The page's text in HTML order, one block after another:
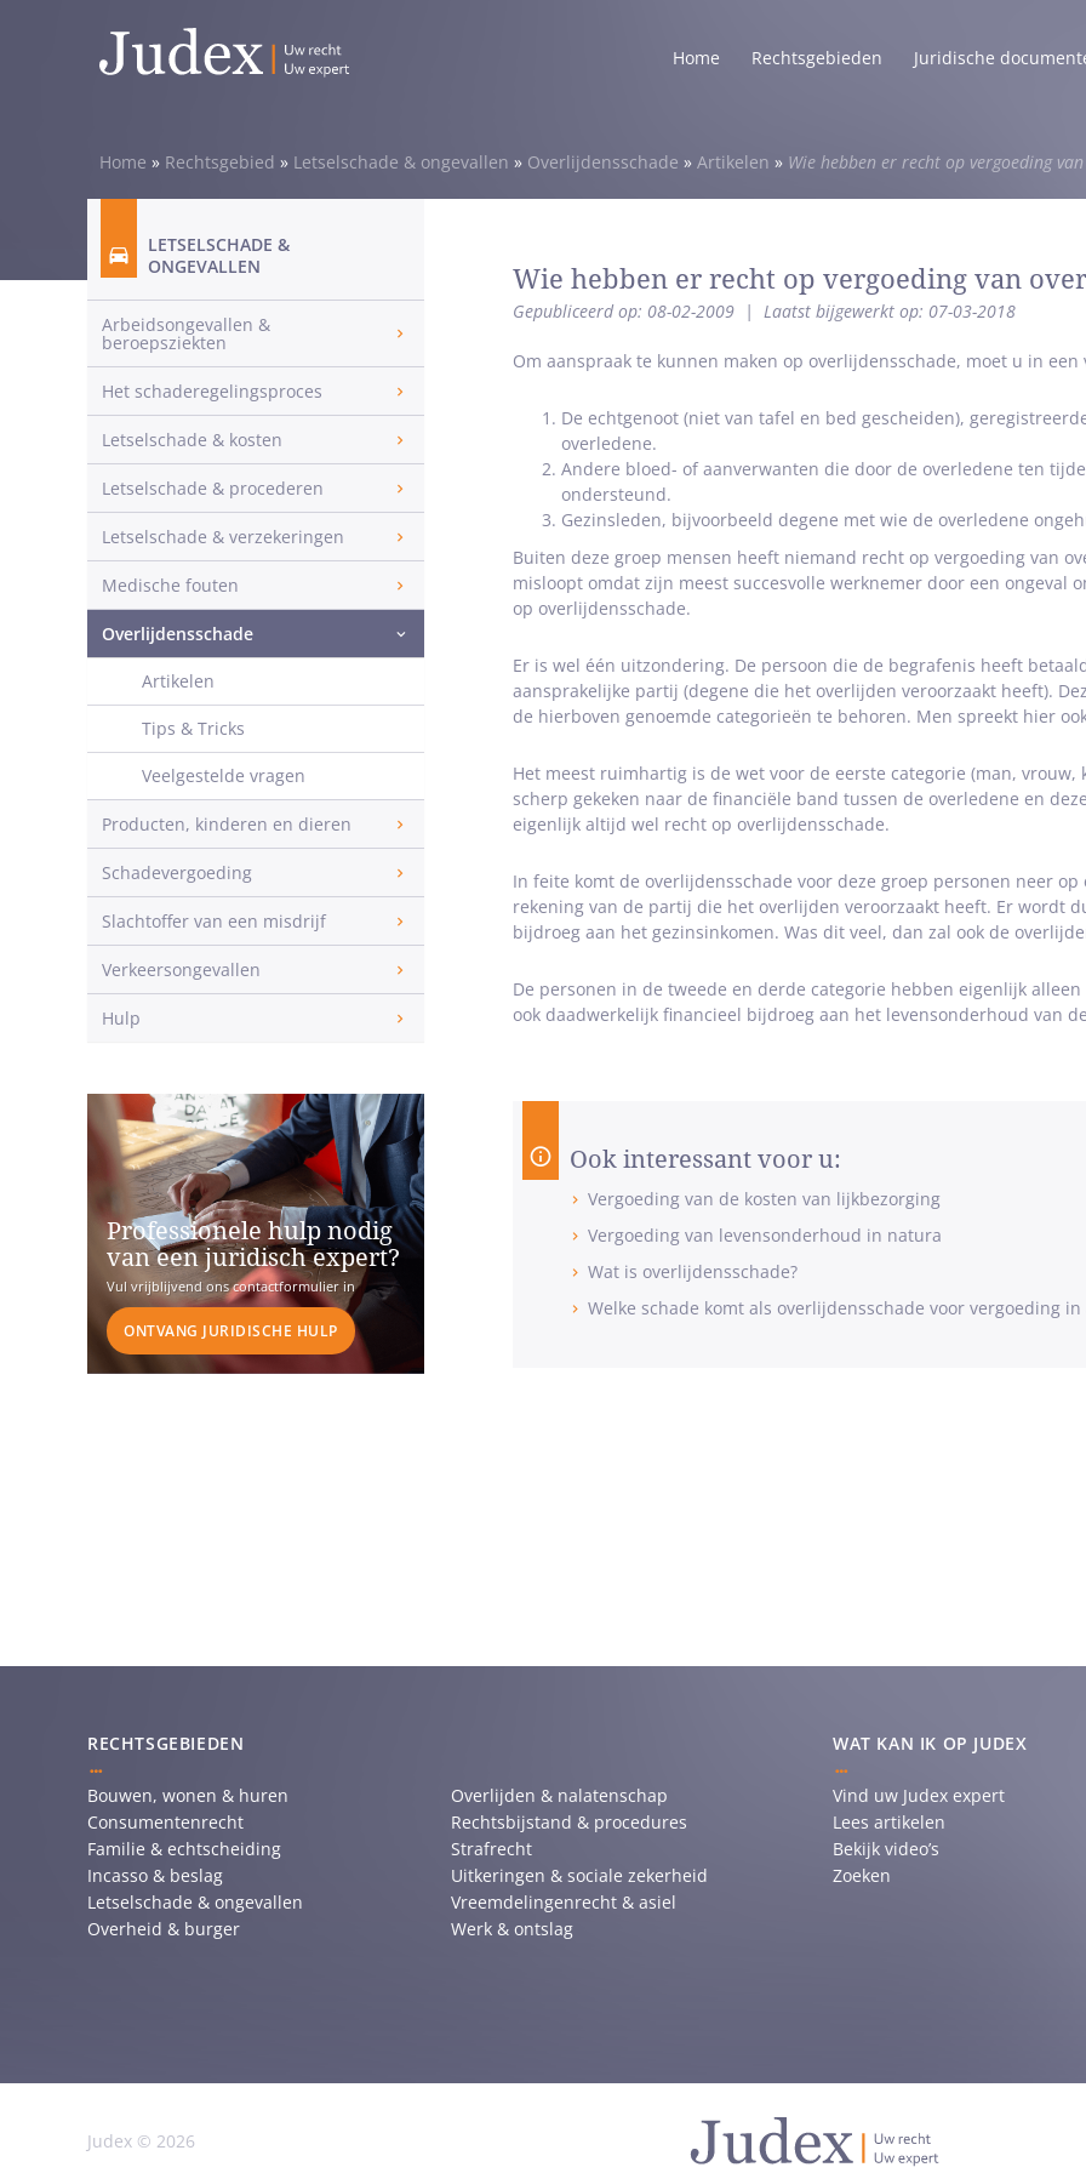
Home Rechtsgebieden Juridische
Home » Rechtsgebied » Letselschade & ongevallen » Overlijdensschade » Artikelen » Wie hebben er recht op vergoeding
Wie hebben er recht op vergoeding van
Gepubliceerd op: 08-02-2009 | Laatst bijgewerkt op: 07-03-2018
Om aanspraak te kunnen maken op overlijdensschade, moet u in
De echtgenoot (niet van tafel en bed gescheiden),
overledene.
Andere bloed- of aanverwanten die door de overledene ten
ondersteund.
Gezinsleden, bijvoorbeeld degene met wie de overledene
Buiten deze groep mensen heeft niemand recht op vergoeding van
misloopt omdat zijn meest succesvolle werknemer door een ongeval
op overlijdensschade.
Er is wel één uitzondering. De persoon die de begrafenis heeft
aansprakelijke partij (degene die het overlijden veroorzaakt heeft).
de hierboven genoemde categorieën te behoren. Men spreekt hier
Het meest ruimhartig is de wet voor de eerste categorie (man,
scherp gekeken naar de financiële band tussen de overledene en
eigenlijk altijd wel recht op overlijdensschade.
In feite komt de overlijdensschade voor deze groep personen neer op
rekening van de partij die het overlijden veroorzaakt heeft. Er wordt
bijdroeg aan het gezinsinkomen. Was dit veel, dan zal ook de
De personen in de tweede en derde categorie hebben eigenlijk
ook daadwerkelijk financieel bijdroeg aan het levensonderhoud van
Ook interessant voor u:
Vergoeding van de kosten van lijkbezorging
Vergoeding van levensonderhoud in natura
Wat is overlijdensschade?
Welke schade komt als overlijdensschade voor vergoeding in
LETSELSCHADE &
ONGEVALLEN
Arbeidsongevallen &
beroepsziekten
Het schaderegelingsproces
Letselschade & kosten
Letselschade & procederen
Letselschade & verzekeringen
Medische fouten
Overlijdensschade
Artikelen
Tips & Tricks
Veelgestelde vragen
Producten, kinderen en dieren
Schadevergoeding
Slachtoffer van een misdrijf
Verkeersongevallen
Hulp
Professionele hulp nodig
van een juridisch expert?
Vul vrijblijvend ons contactformulier in
ONTVANG JURIDISCHE HULP
RECHTSGEBIEDEN
Bouwen, wonen & huren
Consumentenrecht
Familie & echtscheiding
Incasso & beslag
Letselschade & ongevallen
Overheid & burger
Overlijden & nalatenschap
Rechtsbijstand & procedures
Strafrecht
Uitkeringen & sociale zekerheid
Vreemdelingenrecht & asiel
Werk & ontslag
WAT KAN IK OP JUDEX
Vind uw Judex expert
Lees artikelen
Bekijk video’s
Zoeken
Judex © 2026